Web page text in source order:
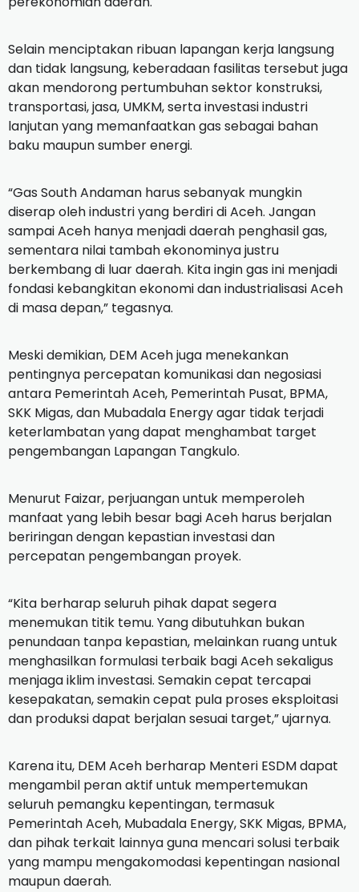
Selain menciptakan ribuan lapangan kerja langsung
dan tidak langsung, keberadaan fasilitas tersebut juga
akan mendorong pertumbuhan sektor konstruksi,
transportasi, jasa, UMKM, serta investasi industri
lanjutan yang memanfaatkan gas sebagai bahan
baku maupun sumber energi.
“Gas South Andaman harus sebanyak mungkin
diserap oleh industri yang berdiri di Aceh. Jangan
sampai Aceh hanya menjadi daerah penghasil gas,
sementara nilai tambah ekonominya justru
berkembang di luar daerah. Kita ingin gas ini menjadi
fondasi kebangkitan ekonomi dan industrialisasi Aceh
di masa depan,” tegasnya.
Meski demikian, DEM Aceh juga menekankan
pentingnya percepatan komunikasi dan negosiasi
antara Pemerintah Aceh, Pemerintah Pusat, BPMA,
SKK Migas, dan Mubadala Energy agar tidak terjadi
keterlambatan yang dapat menghambat target
pengembangan Lapangan Tangkulo.
Menurut Faizar, perjuangan untuk memperoleh
manfaat yang lebih besar bagi Aceh harus berjalan
beriringan dengan kepastian investasi dan
percepatan pengembangan proyek.
“Kita berharap seluruh pihak dapat segera
menemukan titik temu. Yang dibutuhkan bukan
penundaan tanpa kepastian, melainkan ruang untuk
menghasilkan formulasi terbaik bagi Aceh sekaligus
menjaga iklim investasi. Semakin cepat tercapai
kesepakatan, semakin cepat pula proses eksploitasi
dan produksi dapat berjalan sesuai target,” ujarnya.
Karena itu, DEM Aceh berharap Menteri ESDM dapat
mengambil peran aktif untuk mempertemukan
seluruh pemangku kepentingan, termasuk
Pemerintah Aceh, Mubadala Energy, SKK Migas, BPMA,
dan pihak terkait lainnya guna mencari solusi terbaik
yang mampu mengakomodasi kepentingan nasional
maupun daerah.